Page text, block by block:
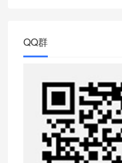
QQ群